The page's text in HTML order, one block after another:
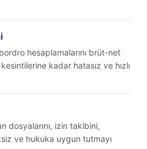
hesaplamalarını brüt-net
kadar hatasız ve hızlı
dosyalarını, izin takibini,
ve hukuka uygun tutmayı